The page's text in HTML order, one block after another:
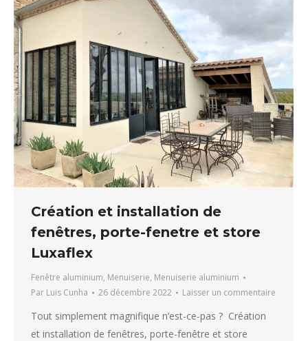
Création et installation de
fenêtres, porte-fenetre et store
Luxaflex
Fenêtre aluminium, Menuiserie, Menuiserie aluminium
Par Luis Cunha 26 décembre 2022 Laisser un commentaire
Tout simplement magnifique n’est-ce-pas ? Création
et installation de fenêtres, porte-fenêtre et store